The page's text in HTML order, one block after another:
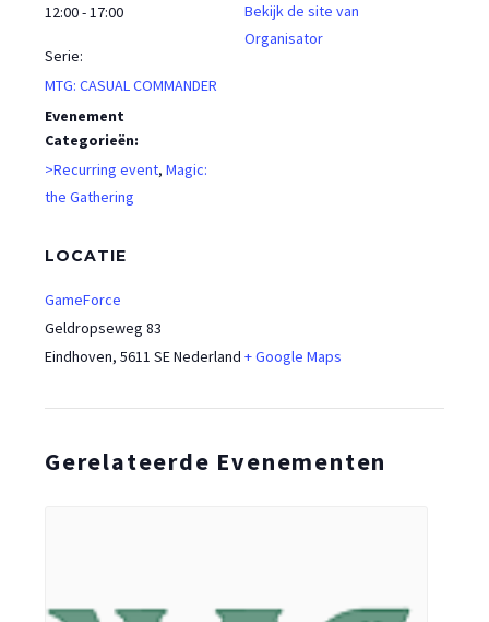
12:00 - 17:00
Serie:
MTG: CASUAL COMMANDER
Evenement
Categorieën:
>Recurring event, Magic:
the Gathering
LOCATIE
GameForce
Geldropseweg 83
Eindhoven, 5611 SENederland + Google Maps
Bekijk de site van
Organisator
Gerelateerde Evenementen